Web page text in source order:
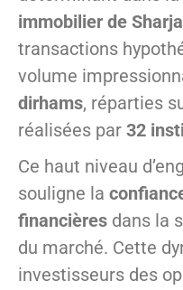
immobilier de
transactions
volume
dirhams, réparties
réalisées par 32
Ce haut niveau
souligne la
financières dans la
du marché. Cette
investisseurs des